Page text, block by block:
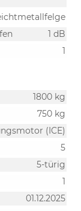
1 dB
1
1800 kg
750 kg
(ICE)
5
5-türig
1
01.12.2025